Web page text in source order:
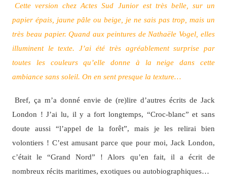
Cette version chez Actes Sud Junior est très belle, sur un
papier épais, jaune pâle ou beige, je ne sais pas trop, mais un
très beau papier. Quand aux peintures de Nathaële Vogel, elles
illuminent le texte. J’ai été très agréablement surprise par
toutes les couleurs qu’elle donne à la neige dans cette
ambiance sans soleil. On en sent presque la texture…
Bref, ça m’a donné envie de (re)lire d’autres écrits de Jack
London ! J’ai lu, il y a fort longtemps, “Croc-blanc” et sans
doute aussi “l’appel de la forêt”, mais je les relirai bien
volontiers ! C’est amusant parce que pour moi, Jack London,
c’était le “Grand Nord” ! Alors qu’en fait, il a écrit de
nombreux récits maritimes, exotiques ou autobiographiques…